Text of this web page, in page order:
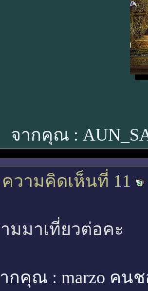
จากคุณ :
ความคิดเห็นที่ 11
มมาเที่ยวต่อคะ
กคุณ : marzo คน